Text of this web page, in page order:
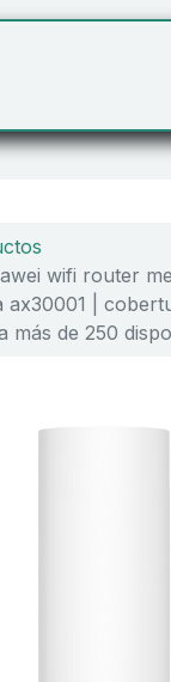
wifi router
ax30001 |
más de 250